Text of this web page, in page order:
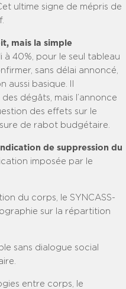
ultime signe de mépris de
mais la simple
à 40%, pour le seul tableau
sans délai annoncé,
aussi basique. Il
dégâts, mais l’annonce
des effets sur le
de rabot budgétaire.
de suppression du
imposée par le
du corps, le SYNCASS-
sur la répartition
sans dialogue social
entre corps, le